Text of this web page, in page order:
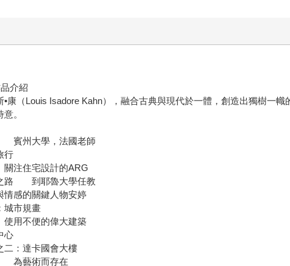
介紹
康（Louis Isadore Kahn），融合古典與現代於一體，創造出獨樹一
。
州大學，法國老師
行
注住宅設計的ARG
路 到耶魯大學任教
感的關鍵人物安婷
市規畫
用不便的偉大建築
心
：達卡國會大樓
為藝術而存在